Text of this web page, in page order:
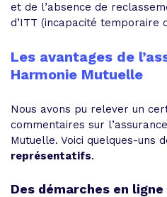
et de l’absence de
d’ITT (incapacité temporaire
Les avantages de
Harmonie Mutuelle
Nous avons pu relever un
commentaires sur
Mutuelle. Voici quelques-uns
représentatifs.
Des démarches en